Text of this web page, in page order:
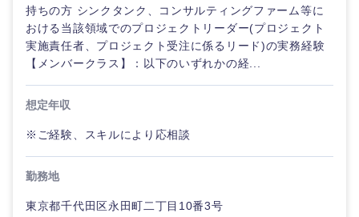
持ちの方 シンクタンク、コンサルティングファーム等に
おける当該領域でのプロジェクトリーダー(プロジェクト
実施責任者、プロジェクト受注に係るリード)の実務経験
【メンバークラス】：以下のいずれかの経...
想定年収
※ご経験、スキルにより応相談
勤務地
東京都千代田区永田町二丁目10番3号